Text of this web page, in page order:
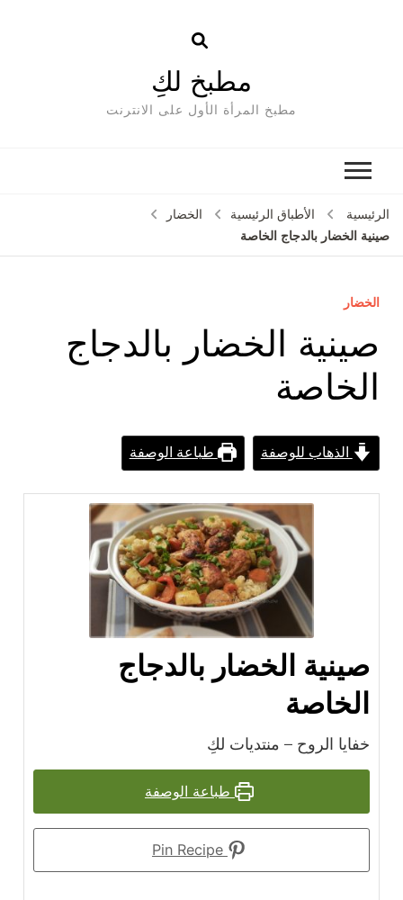
مطبخ لكِ
مطبخ المرأة الأول على الانترنت
الرئيسية الأطباق الرئيسية
الخضار
صينية الخضار بالدجاج الخاصة
الخضار
صينية الخضار بالدجاج
الخاصة
الذهاب للوصفة طباعة الوصفة
صينية الخضار بالدجاج
الخاصة
خفايا الروح – منتديات لكِ
طباعة الوصفة
Pin Recipe